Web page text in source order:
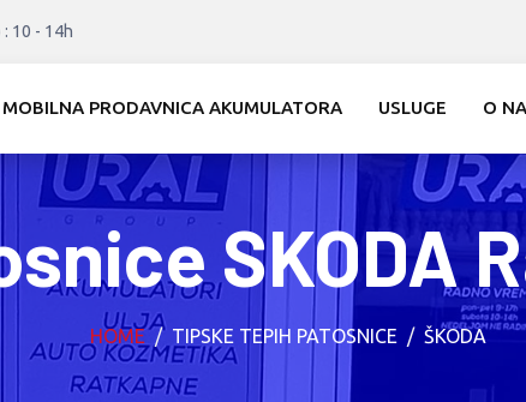
: 10 - 14h
MOBILNA PRODAVNICA AKUMULATORA USLUGE O
SKODA
HOME TIPSKE TEPIH PATOSNICE ŠKODA